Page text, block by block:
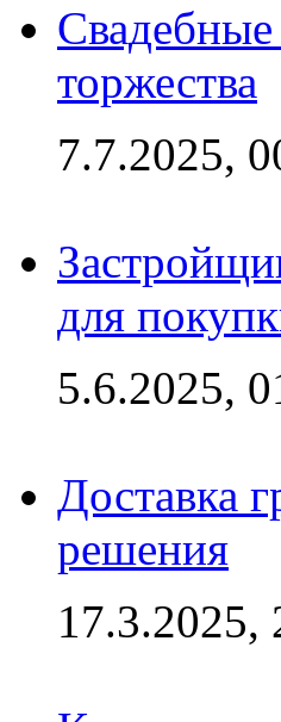
торжества
7.7.2025,
для
5.6.2025,
Доставка
решения
17.3.2025,